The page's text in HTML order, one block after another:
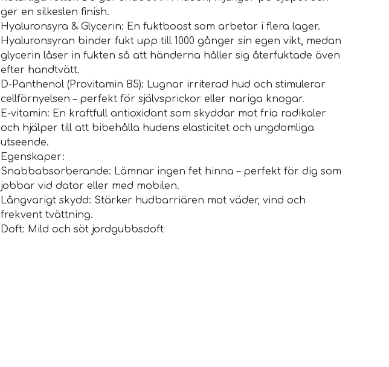
ger en silkeslen finish.
Hyaluronsyra & Glycerin: En fuktboost som arbetar i flera lager.
Hyaluronsyran binder fukt upp till 1000 gånger sin egen vikt, medan
glycerin låser in fukten så att händerna håller sig återfuktade även
efter handtvätt.
D-Panthenol (Provitamin B5): Lugnar irriterad hud och stimulerar
cellförnyelsen – perfekt för självsprickor eller nariga knogar.
E-vitamin: En kraftfull antioxidant som skyddar mot fria radikaler
och hjälper till att bibehålla hudens elasticitet och ungdomliga
utseende.
Egenskaper:
Snabbabsorberande: Lämnar ingen fet hinna – perfekt för dig som
jobbar vid dator eller med mobilen.
Långvarigt skydd: Stärker hudbarriären mot väder, vind och
frekvent tvättning.
Doft: Mild och söt jordgubbsdoft